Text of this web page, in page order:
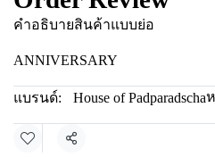
คำอธิบายสินค้าแบบย่อ
ANNIVERSARY
แบรนด์: House of Padparadscha
แชร์